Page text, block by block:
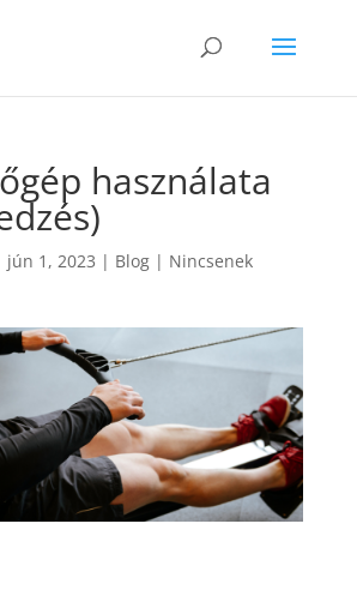
használata
jún 1, 2023 | Blog| Nincsenek